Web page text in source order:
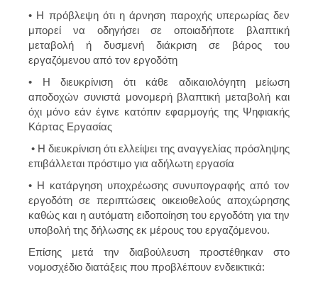
• Η πρόβλεψη ότι η άρνηση παροχής υπερωρίας δεν
μπορεί να οδηγήσει σε οποιαδήποτε βλαπτική
μεταβολή ή δυσμενή διάκριση σε βάρος του
εργαζόμενου από τον εργοδότη
• Η διευκρίνιση ότι κάθε αδικαιολόγητη μείωση
αποδοχών συνιστά μονομερή βλαπτική μεταβολή και
όχι μόνο εάν έγινε κατόπιν εφαρμογής της Ψηφιακής
Κάρτας Εργασίας
• Η διευκρίνιση ότι ελλείψει της αναγγελίας πρόσληψης
επιβάλλεται πρόστιμο για αδήλωτη εργασία
• Η κατάργηση υποχρέωσης συνυπογραφής από τον
εργοδότη σε περιπτώσεις οικειοθελούς αποχώρησης
καθώς και η αυτόματη ειδοποίηση του εργοδότη για την
υποβολή της δήλωσης εκ μέρους του εργαζόμενου.
Επίσης μετά την διαβούλευση προστέθηκαν στο
νομοσχέδιο διατάξεις που προβλέπουν ενδεικτικά: